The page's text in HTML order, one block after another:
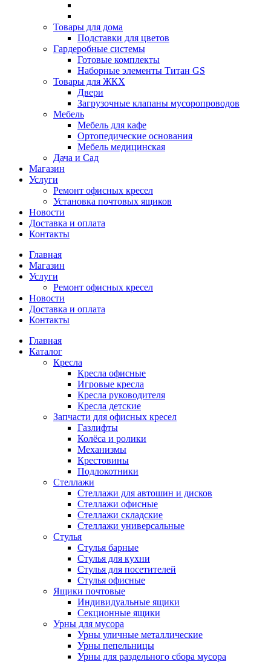
Товары для дома
Подставки для цветов
Гардеробные системы
Готовые комплекты
Наборные элементы Титан GS
Товары для ЖКХ
Двери
Загрузочные клапаны мусоропроводов
Мебель
Мебель для кафе
Ортопедические основания
Мебель медицинская
Дача и Сад
Магазин
Услуги
Ремонт офисных кресел
Установка почтовых ящиков
Новости
Доставка и оплата
Контакты
Главная
Магазин
Услуги
Ремонт офисных кресел
Новости
Доставка и оплата
Контакты
Главная
Каталог
Кресла
Кресла офисные
Игровые кресла
Кресла руководителя
Кресла детские
Запчасти для офисных кресел
Газлифты
Колёса и ролики
Механизмы
Крестовины
Подлокотники
Стеллажи
Стеллажи для автошин и дисков
Стеллажи офисные
Стеллажи складские
Стеллажи универсальные
Стулья
Стулья барные
Стулья для кухни
Стулья для посетителей
Стулья офисные
Ящики почтовые
Индивидуальные ящики
Секционные ящики
Урны для мусора
Урны уличные металлические
Урны пепельницы
Урны для раздельного сбора мусора